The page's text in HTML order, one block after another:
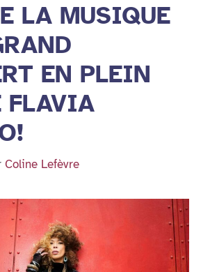
LA MUSIQUE
EN PLEIN
FLAVIA
Coline Lefèvre